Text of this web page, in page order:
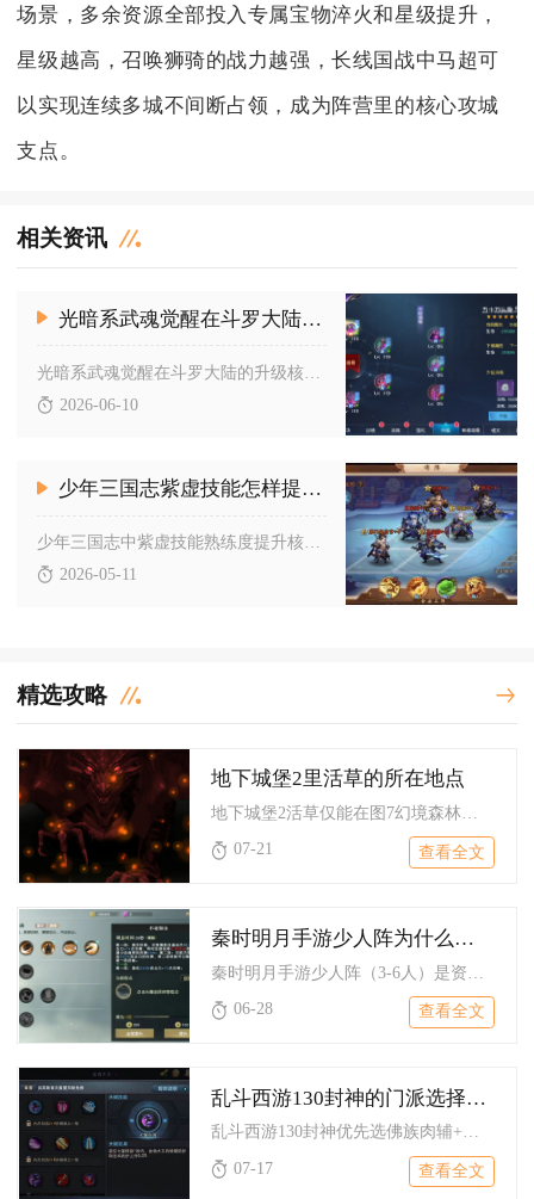
场景，多余资源全部投入专属宝物淬火和星级提升，
星级越高，召唤狮骑的战力越强，长线国战中马超可
以实现连续多城不间断占领，成为阵营里的核心攻城
支点。
相关资讯
光暗系武魂觉醒在斗罗大陆如何升级
光暗系武魂觉醒在斗罗大陆的升级核心路径，是通过集中资源提升核...
2026-06-10
少年三国志紫虚技能怎样提高熟练度
少年三国志中紫虚技能熟练度提升核心在于高频释放、专属养成、阵...
2026-05-11
精选攻略
地下城堡2里活草的所在地点
地下城堡2活草仅能在图7幻境森林枯萎森林坐标（10,6）处，...
07-21
查看全文
秦时明月手游少人阵为什么重要
06-28
查看全文
乱斗西游130封神的门派选择有何建议
乱斗西游130封神优先选佛族肉辅+妖族物理爆发+仙族法术控制...
07-17
查看全文